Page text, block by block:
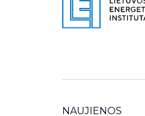
NAUJIENOS